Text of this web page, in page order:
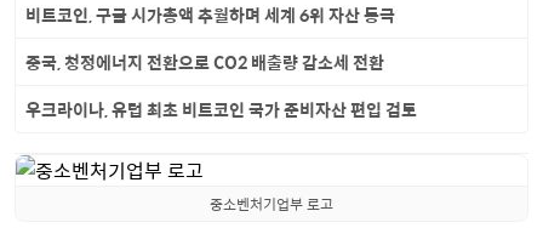
비트코인, 구글 시가총액 추월하며 세계 6위 자산 등극
중국, 청정에너지 전환으로 CO2 배출량 감소세 전환
우크라이나, 유럽 최초 비트코인 국가 준비자산 편입 검토
중소벤처기업부 로고